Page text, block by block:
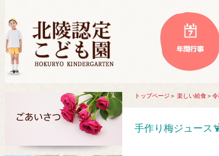
トップページ ＞ 楽しい給食 ＞
手作り梅ジュース